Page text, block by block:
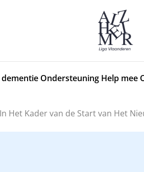
Ondersteuning Help mee
Het Kader van de Start van Het